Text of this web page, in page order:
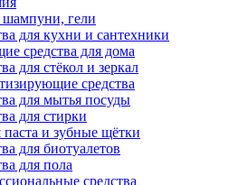
гели
для кухни и сантехники
средства для дома
для стёкол и зеркал
средства
для мытья посуды
для стирки
паста и зубные щётки
для биотуалетов
для пола
средства